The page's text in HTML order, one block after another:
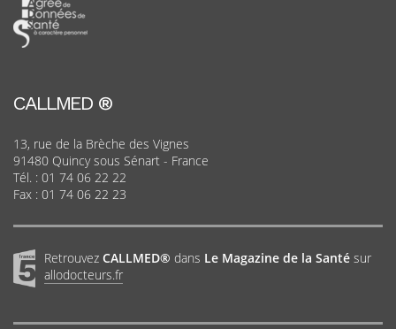
CALLMED ®
13, rue de la Brèche des Vignes
91480 Quincy sous Sénart - France
Tél. : 01 74 06 22 22
Fax : 01 74 06 22 23
Retrouvez CALLMED® dans Le Magazine de la Santé sur
allodocteurs.fr